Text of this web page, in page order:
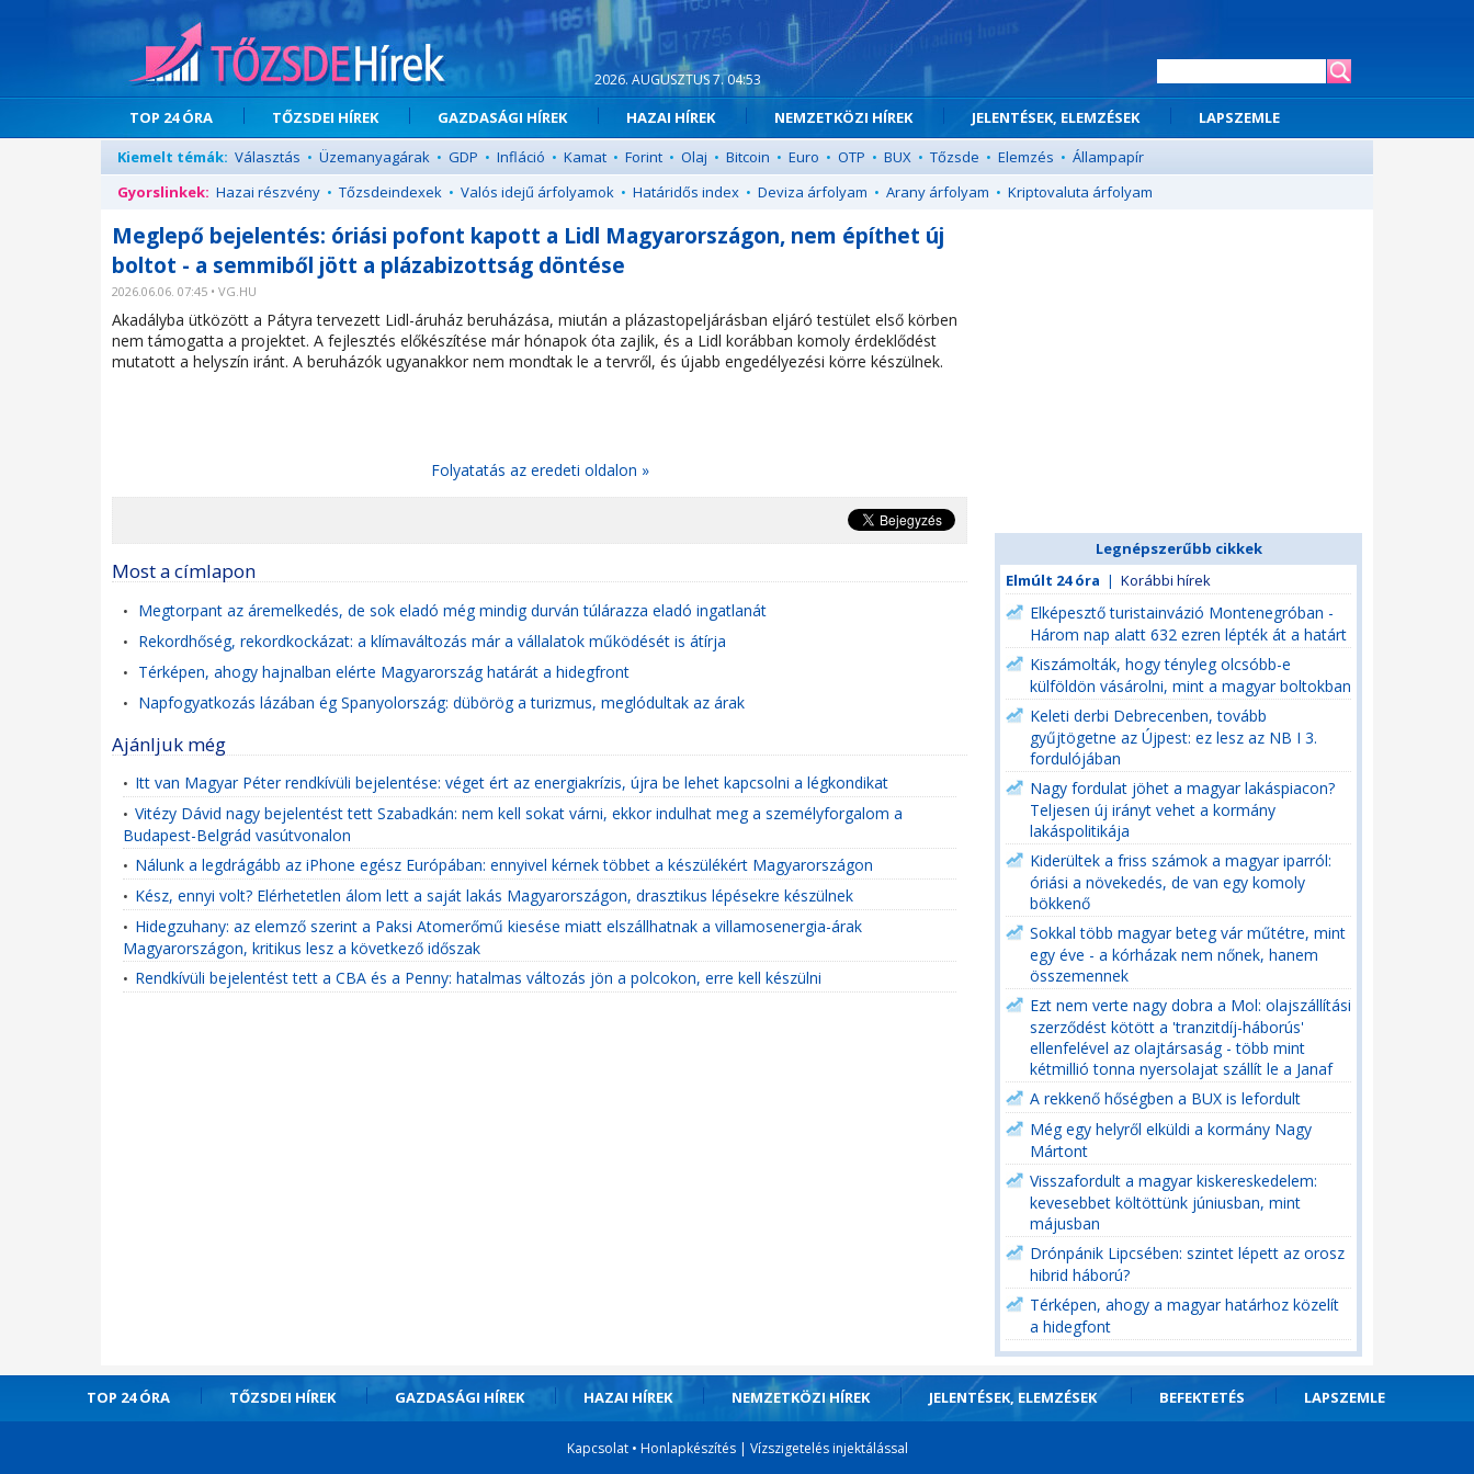
2026. AUGUSZTUS 7. 04:53
TOP 24 ÓRA TŐZSDEI HÍREK GAZDASÁGI HÍREK HAZAI HÍREK NEMZETKÖZI HÍREK JELENTÉSEK, ELEMZÉSEK
LAPSZEMLE
Kiemelt témák: Választás • Üzemanyagárak • GDP • Infláció • Kamat • Forint • Olaj • Bitcoin • Euro • OTP • BUX • Tőzsde • Elemzés • Állampapír
Gyorslinkek: Hazai részvény • Tőzsdeindexek • Valós idejű árfolyamok • Határidős index • Deviza árfolyam • Arany árfolyam • Kriptovaluta árfolyam
Meglepő bejelentés: óriási pofont kapott a Lidl Magyarországon, nem építhet új
boltot - a semmiből jött a plázabizottság döntése
2026.06.06. 07:45 • VG.HU
Akadályba ütközött a Pátyra tervezett Lidl-áruház beruházása, miután a plázastopeljárásban eljáró testület első körben
nem támogatta a projektet. A fejlesztés előkészítése már hónapok óta zajlik, és a Lidl korábban komoly érdeklődést
mutatott a helyszín iránt. A beruházók ugyanakkor nem mondtak le a tervről, és újabb engedélyezési körre készülnek.
Folyatatás az eredeti oldalon »
Most a címlapon
• Megtorpant az áremelkedés, de sok eladó még mindig durván túlárazza eladó ingatlanát
• Rekordhőség, rekordkockázat: a klímaváltozás már a vállalatok működését is átírja
• Térképen, ahogy hajnalban elérte Magyarország határát a hidegfront
• Napfogyatkozás lázában ég Spanyolország: dübörög a turizmus, meglódultak az árak
Ajánljuk még
• Itt van Magyar Péter rendkívüli bejelentése: véget ért az energiakrízis, újra be lehet kapcsolni a légkondikat
• Vitézy Dávid nagy bejelentést tett Szabadkán: nem kell sokat várni, ekkor indulhat meg a személyforgalom a
Budapest-Belgrád vasútvonalon
• Nálunk a legdrágább az iPhone egész Európában: ennyivel kérnek többet a készülékért Magyarországon
• Kész, ennyi volt? Elérhetetlen álom lett a saját lakás Magyarországon, drasztikus lépésekre készülnek
• Hidegzuhany: az elemző szerint a Paksi Atomerőmű kiesése miatt elszállhatnak a villamosenergia-árak
Magyarországon, kritikus lesz a következő időszak
• Rendkívüli bejelentést tett a CBA és a Penny: hatalmas változás jön a polcokon, erre kell készülni
Legnépszerűbb cikkek
Elmúlt 24 óra | Korábbi hírek
Elképesztő turistainvázió Montenegróban -
Három nap alatt 632 ezren lépték át a határt
Kiszámolták, hogy tényleg olcsóbb-e
külföldön vásárolni, mint a magyar boltokban
Keleti derbi Debrecenben, tovább
gyűjtögetne az Újpest: ez lesz az NB I 3.
fordulójában
Nagy fordulat jöhet a magyar lakáspiacon?
Teljesen új irányt vehet a kormány
lakáspolitikája
Kiderültek a friss számok a magyar iparról:
óriási a növekedés, de van egy komoly
bökkenő
Sokkal több magyar beteg vár műtétre, mint
egy éve - a kórházak nem nőnek, hanem
összemennek
Ezt nem verte nagy dobra a Mol: olajszállítási
szerződést kötött a 'tranzitdíj-háborús'
ellenfelével az olajtársaság - több mint
kétmillió tonna nyersolajat szállít le a Janaf
A rekkenő hőségben a BUX is lefordult
Még egy helyről elküldi a kormány Nagy
Mártont
Visszafordult a magyar kiskereskedelem:
kevesebbet költöttünk júniusban, mint
májusban
Drónpánik Lipcsében: szintet lépett az orosz
hibrid háború?
Térképen, ahogy a magyar határhoz közelít
a hidegfont
TOP 24 ÓRA TŐZSDEI HÍREK GAZDASÁGI HÍREK HAZAI HÍREK NEMZETKÖZI HÍREK JELENTÉSEK, ELEMZÉSEK BEFEKTETÉS LAPSZEMLE
Kapcsolat• Honlapkészítés| Vízszigetelés injektálással